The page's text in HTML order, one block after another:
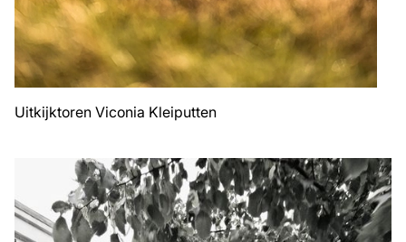
Uitkijktoren Viconia Kleiputten